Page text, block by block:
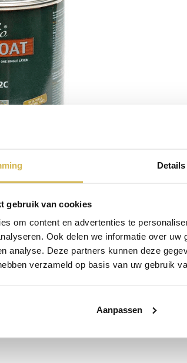
Details
gebruik van cookies
om content en advertenties te
Ook delen we informatie over
analyse. Deze partners kunnen deze
verzameld op basis van uw gebruik
Aanpassen